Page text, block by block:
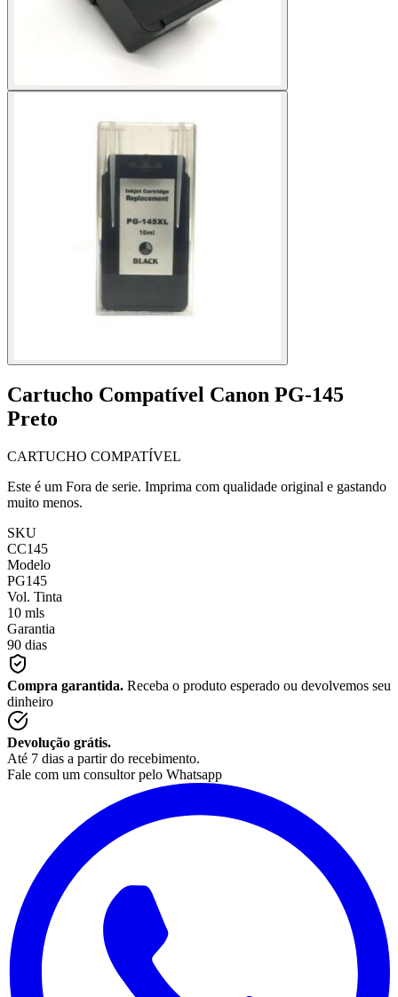
Cartucho Compatível Canon PG-145
Preto
CARTUCHO COMPATÍVEL
Este é um Fora de serie. Imprima com qualidade original e gastando
muito menos.
SKU
CC145
Modelo
PG145
Vol. Tinta
10 mls
Garantia
90 dias
Compra garantida. Receba o produto esperado ou devolvemos seu
dinheiro
Devolução grátis.
Até 7 dias a partir do recebimento.
Fale com um consultor pelo Whatsapp